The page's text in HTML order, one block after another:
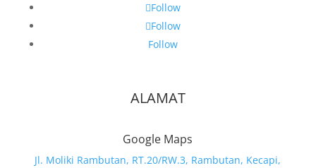
Follow
Follow
Follow
ALAMAT
Google Maps
Jl. Moliki Rambutan, RT.20/RW.3, Rambutan, Kecapi,